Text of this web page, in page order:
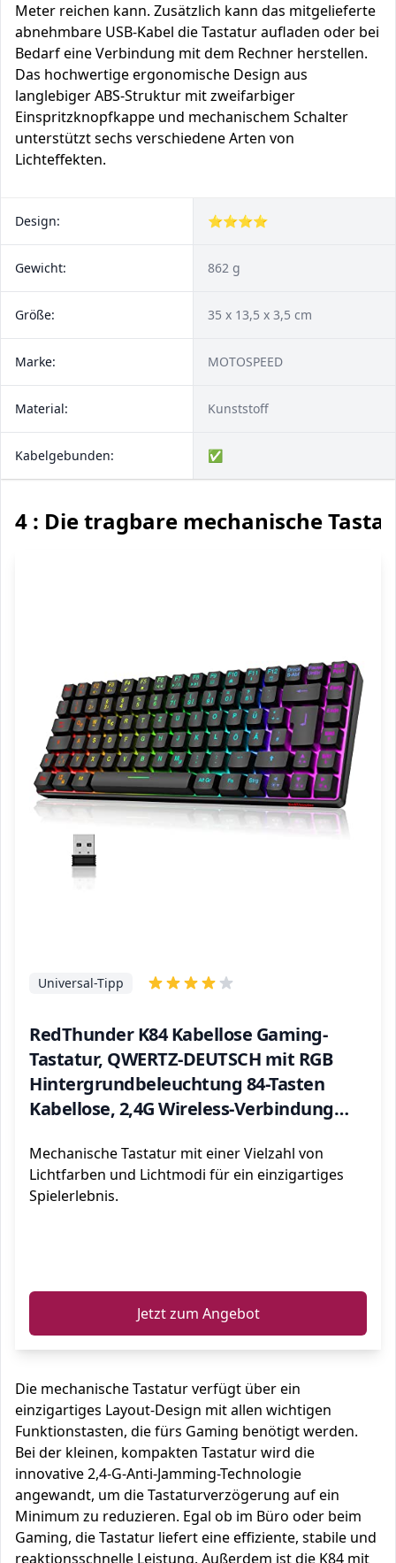
Meter reichen kann. Zusätzlich kann das mitgelieferte
abnehmbare USB-Kabel die Tastatur aufladen oder bei
Bedarf eine Verbindung mit dem Rechner herstellen.
Das hochwertige ergonomische Design aus
langlebiger ABS-Struktur mit zweifarbiger
Einspritzknopfkappe und mechanischem Schalter
unterstützt sechs verschiedene Arten von
Lichteffekten.
Design: ⭐⭐⭐⭐
Gewicht: 862 g
Größe: 35 x 13,5 x 3,5 cm
Marke: MOTOSPEED
Material: Kunststoff
Kabelgebunden: ✅
4 : Die tragbare mechanische
RedThunder K84 Kabellose Gaming-
Tastatur, QWERTZ-DEUTSCH mit RGB
Hintergrundbeleuchtung 84-Tasten
Kabellose, 2,4G Wireless-Verbindung
Tastatur für Mac/PC/Gamer
Universal-Tipp
Mechanische Tastatur mit einer Vielzahl von
Lichtfarben und Lichtmodi für ein einzigartiges
Spielerlebnis.
Jetzt zum Angebot
Die mechanische Tastatur verfügt über ein
einzigartiges Layout-Design mit allen wichtigen
Funktionstasten, die fürs Gaming benötigt werden.
Bei der kleinen, kompakten Tastatur wird die
innovative 2,4-G-Anti-Jamming-Technologie
angewandt, um die Tastaturverzögerung auf ein
Minimum zu reduzieren. Egal ob im Büro oder beim
Gaming, die Tastatur liefert eine effiziente, stabile und
reaktionsschnelle Leistung. Außerdem ist die K84 mit